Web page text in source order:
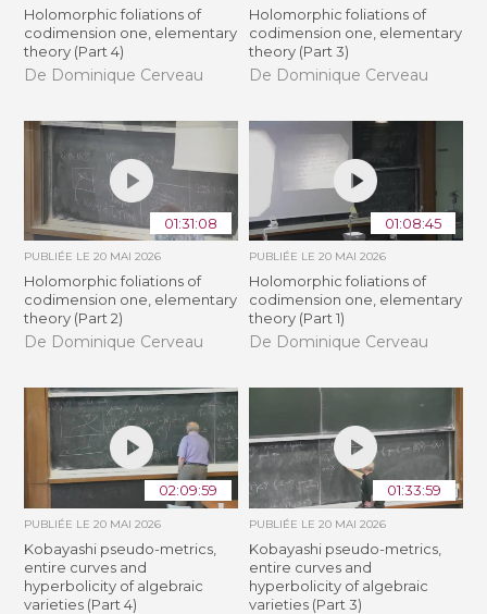
Holomorphic foliations of
codimension one, elementary
theory (Part 4)
De Dominique Cerveau
Holomorphic foliations of
codimension one, elementary
theory (Part 3)
De Dominique Cerveau
01:31:08
PUBLIÉE LE20 MAI 2026
Holomorphic foliations of
codimension one, elementary
theory (Part 2)
De Dominique Cerveau
01:08:45
PUBLIÉE LE 20 MAI 2026
Holomorphic foliations of
codimension one, elementary
theory (Part 1)
De Dominique Cerveau
02:09:59
PUBLIÉE LE20 MAI 2026
Kobayashi pseudo-metrics,
entire curves and
hyperbolicity of algebraic
varieties (Part 4)
01:33:59
PUBLIÉE LE 20 MAI 2026
Kobayashi pseudo-metrics,
entire curves and
hyperbolicity of algebraic
varieties (Part 3)